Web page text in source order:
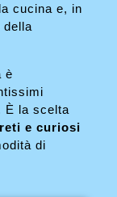
cucina e, in
della
è
È la scelta
e curiosi
di